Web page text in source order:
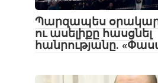
Պարզապես
ու ասելիքը հասցնել
հանրությանը.